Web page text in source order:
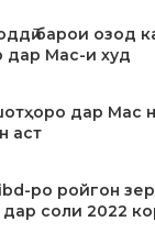
барои озод
Mac-и худ
дар Mac
аст
ро ройгон
дар соли 2022